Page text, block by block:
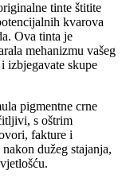
tinte štitite
kvarova
Ova tinta je
mehanizmu vašeg
izbjegavate skupe
pigmentne crne
s oštrim
fakture i
dužeg stajanja,